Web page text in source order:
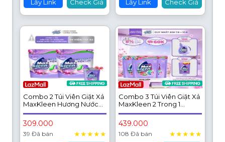
Lấy Link Check Giá Lấy Link Check Giá
Combo 2 Túi Viên Giặt Xả
MaxKleen Hương Nước
Hoa Huyền Diệu (Túi 34
Viên)
309.000
39 Đã bán ★★★★★
Combo 3 Túi Viên Giặt Xả
MaxKleen 2 Trong 1
hương Ngày Thư Thái (34
viên/ túi)
439.000
108 Đã bán ★★★★★